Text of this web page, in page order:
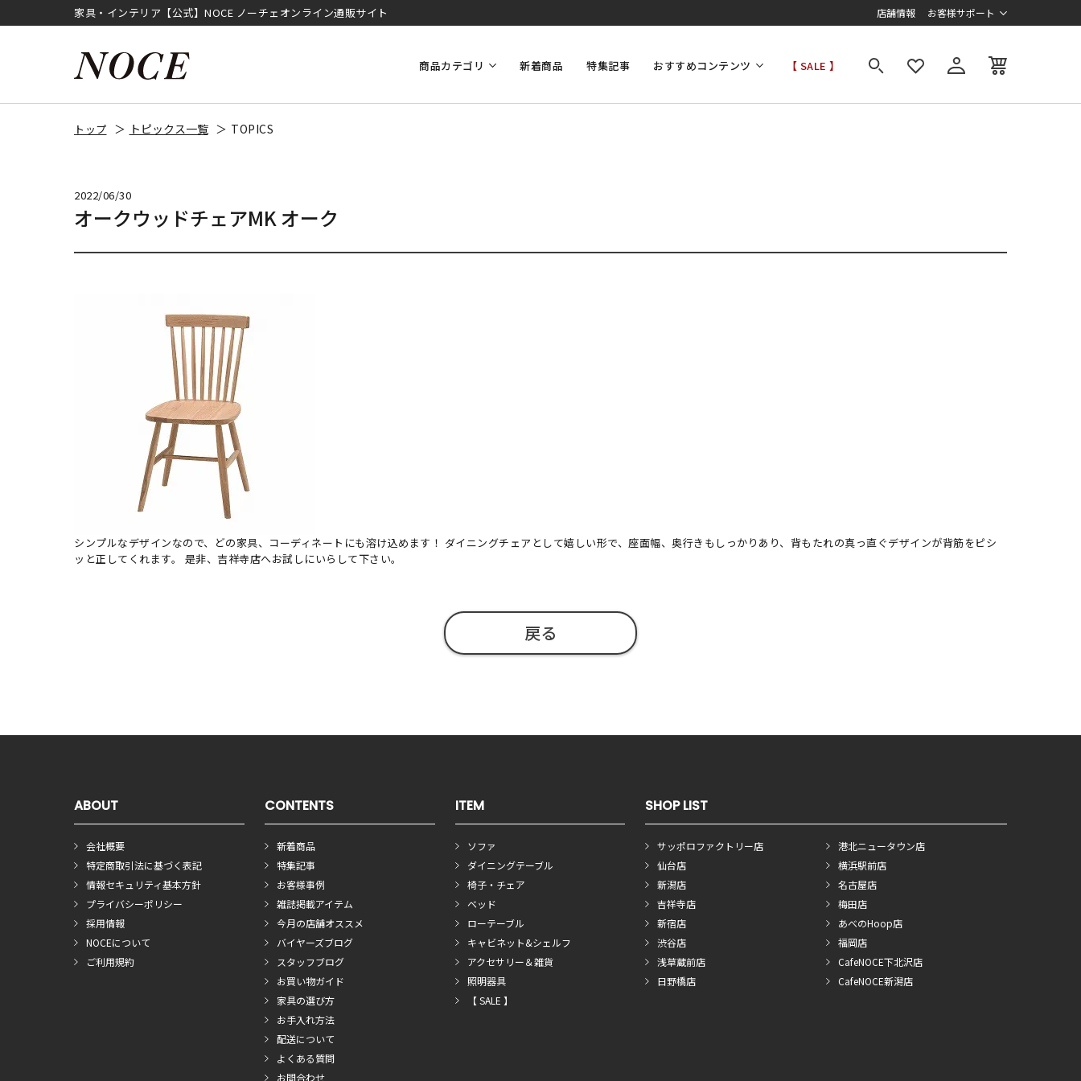
家具・インテリア【公式】NOCE ノーチェオンライン通販サイト 店舗情報 お客様サポート
商品カテゴリ 新着商品 特集記事 おすすめコンテンツ 【 SALE 】
トップ トピックス一覧 TOPICS
2022/06/30
オークウッドチェアMK オーク
シンプルなデザインなので、どの家具、コーディネートにも溶け込めます！ ダイニングチェアとして嬉しい形で、座面幅、奥行きもしっかりあり、背もたれの真っ直ぐデザインが背筋をピシ
ッと正してくれます。 是非、吉祥寺店へお試しにいらして下さい。
戻る
ABOUT
会社概要
特定商取引法に基づく表記
情報セキュリティ基本方針
プライバシーポリシー
採用情報
NOCEについて
ご利用規約
CONTENTS
新着商品
特集記事
お客様事例
雑誌掲載アイテム
今月の店舗オススメ
バイヤーズブログ
スタッフブログ
お買い物ガイド
家具の選び方
お手入れ方法
配送について
よくある質問
お問合わせ
ITEM
ソファ
ダイニングテーブル
椅子・チェア
ベッド
ローテーブル
キャビネット&シェルフ
アクセサリー＆雑貨
照明器具
【 SALE 】
SHOP LIST
サッポロファクトリー店
仙台店
新潟店
吉祥寺店
新宿店
渋谷店
浅草蔵前店
日野橋店
港北ニュータウン店
横浜駅前店
名古屋店
梅田店
あべのHoop店
福岡店
CafeNOCE下北沢店
CafeNOCE新潟店